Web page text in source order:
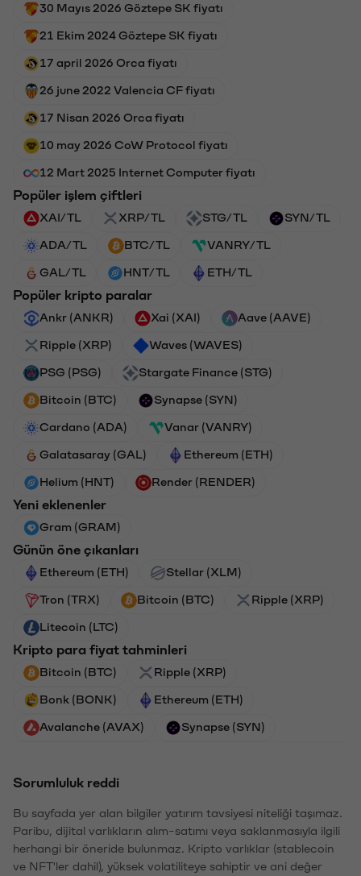
30 Mayıs 2026 Göztepe SK fiyatı
21 Ekim 2024 Göztepe SK fiyatı
17 april 2026 Orca fiyatı
26 june 2022 Valencia CF fiyatı
17 Nisan 2026 Orca fiyatı
10 may 2026 CoW Protocol fiyatı
12 Mart 2025 Internet Computer fiyatı
Popüler işlem çiftleri
XAI/TL XRP/TL STG/TL SYN/TL
ADA/TL BTC/TL VANRY/TL
GAL/TL HNT/TL ETH/TL
Popüler kripto paralar
Ankr (ANKR) Xai (XAI) Aave (AAVE)
Ripple (XRP) Waves (WAVES)
PSG (PSG) Stargate Finance (STG)
Bitcoin (BTC) Synapse (SYN)
Cardano (ADA) Vanar (VANRY)
Galatasaray (GAL) Ethereum (ETH)
Helium (HNT) Render (RENDER)
Yeni eklenenler
Gram (GRAM)
Günün öne çıkanları
Ethereum (ETH) Stellar (XLM)
Tron (TRX) Bitcoin (BTC) Ripple (XRP)
Litecoin (LTC)
Kripto para fiyat tahminleri
Bitcoin (BTC) Ripple (XRP)
Bonk (BONK) Ethereum (ETH)
Avalanche (AVAX) Synapse (SYN)
Sorumluluk reddi
Bu sayfada yer alan bilgiler yatırım tavsiyesi niteliği taşımaz.
Paribu, dijital varlıkların alım-satımı veya saklanmasıyla ilgili
herhangi bir öneride bulunmaz. Kripto varlıklar (stablecoin
ve NFT'ler dahil), yüksek volatiliteye sahiptir ve ani değer